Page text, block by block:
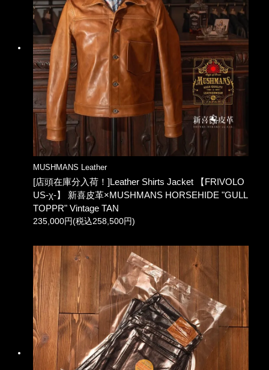
MUSHMANS Leather
[店頭在庫分入荷！]Leather Shirts Jacket 【FRIVOLO
US-χ-】 新喜皮革×MUSHMANS HORSEHIDE "GULL
TOPPR" Vintage TAN
235,000円(税込258,500円)